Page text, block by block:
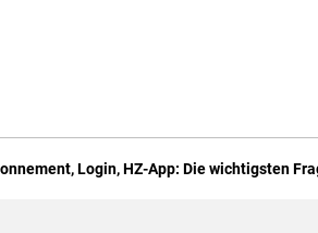
Login, HZ-App: Die wichtigsten